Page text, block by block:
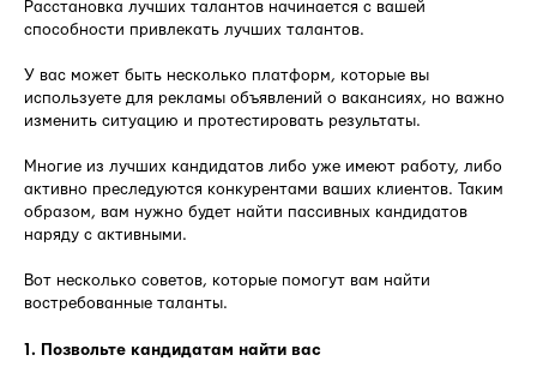
Расстановка лучших талантов начинается с вашей
способности привлекать лучших талантов.
У вас может быть несколько платформ, которые вы
используете для рекламы объявлений о вакансиях, но важно
изменить ситуацию и протестировать результаты.
Многие из лучших кандидатов либо уже имеют работу, либо
активно преследуются конкурентами ваших клиентов. Таким
образом, вам нужно будет найти пассивных кандидатов
наряду с активными.
Вот несколько советов, которые помогут вам найти
востребованные таланты.
1. Позвольте кандидатам найти вас